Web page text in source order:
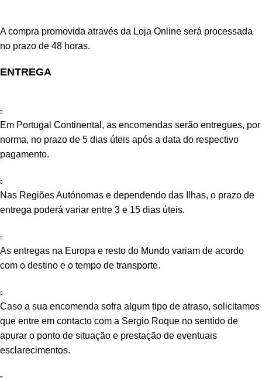
A compra promovida através da Loja Online será processada
no prazo de 48 horas.
ENTREGA
Em Portugal Continental, as encomendas serão entregues, por
norma, no prazo de 5 dias úteis após a data do respectivo
pagamento.
Nas Regiões Autónomas e dependendo das Ilhas, o prazo de
entrega poderá variar entre 3 e 15 dias úteis.
As entregas na Europa e resto do Mundo variam de acordo
com o destino e o tempo de transporte.
Caso a sua encomenda sofra algum tipo de atraso, solicitamos
que entre em contacto com a Sergio Roque no sentido de
apurar o ponto de situação e prestação de eventuais
esclarecimentos.